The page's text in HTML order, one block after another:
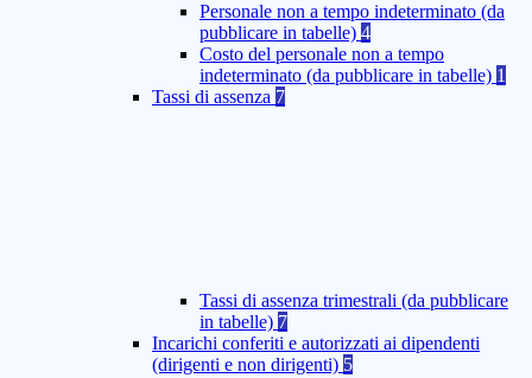
Personale non a tempo indeterminato (da
pubblicare in tabelle) 4
Costo del personale non a tempo
indeterminato (da pubblicare in tabelle) 1
Tassi di assenza 7
Tassi di assenza trimestrali (da pubblicare
in tabelle) 7
Incarichi conferiti e autorizzati ai dipendenti
(dirigenti e non dirigenti) 5